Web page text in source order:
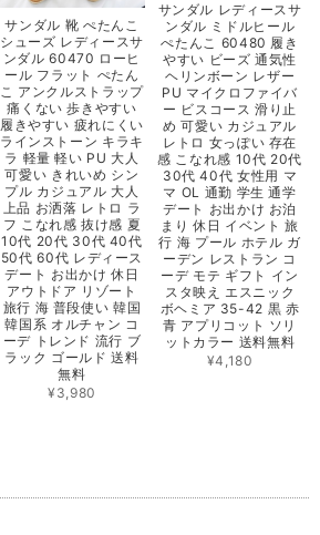
サンダル 靴 ぺたんこ
シューズ レディースサ
ンダル 60470 ローヒ
ール フラット ぺたん
こ アンクルストラップ
痛くない 歩きやすい
履きやすい 疲れにくい
ラインストーン キラキ
ラ 軽量 軽い PU 大人
可愛い きれいめ シン
プル カジュアル 大人
上品 お洒落 レトロ ラ
フ こなれ感 抜け感 夏
10代 20代 30代 40代
50代 60代 レディース
デート お出かけ 休日
アウトドア リゾート
旅行 海 普段使い 韓国
韓国系 オルチャン コ
ーデ トレンド 流行 ブ
ラック ゴールド 送料
無料
¥3,980
サンダル レディースサ
ンダル ミドルヒール
ぺたんこ 60480 履き
やすい ビーズ 通気性
ヘリンボーン レザー
PU マイクロファイバ
ー ビスコース 滑り止
め 可愛い カジュアル
レトロ 女っぽい 存在
感 こなれ感 10代 20代
30代 40代 女性用 マ
マ OL 通勤 学生 通学
デート お出かけ お泊
まり 休日 イベント 旅
行 海 プール ホテル ガ
ーデン レストラン コ
ーデ モテ ギフト イン
スタ映え エスニック
ボヘミア 35-42 黒 赤
青 アプリコット ソリ
ットカラー 送料無料
¥4,180